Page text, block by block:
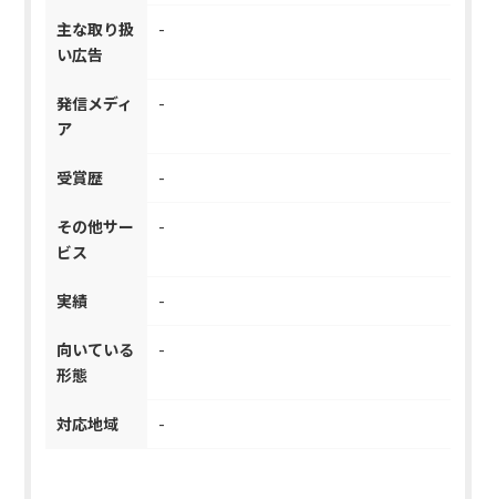
主な取り扱
い広告
-
発信メディ
ア
-
受賞歴 -
その他サー
ビス
-
実績 -
向いている
形態
-
対応地域 -